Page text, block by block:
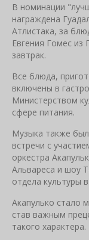
В номинации
награждена
Атлистака, за
Евгения Гомес из
завтрак.
Все блюда,
включены в
Министерством
сфере питания.
Музыка также
встречи с
оркестра
Альвареса и шоу
отдела культуры
Акапулько стало
став важным
такого характера.